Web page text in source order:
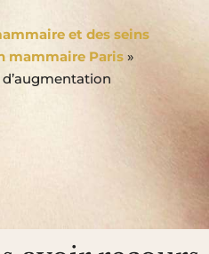
et des seins
mammaire Paris »